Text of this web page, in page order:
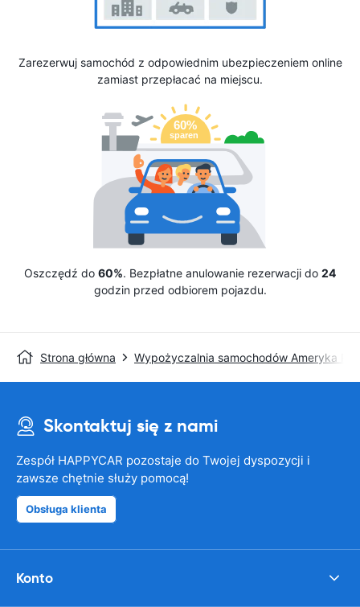
Zarezerwuj samochód z odpowiednim ubezpieczeniem online
zamiast przepłacać na miejscu.
Oszczędź do 60%. Bezpłatne anulowanie rezerwacji do 24
godzin przed odbiorem pojazdu.
Strona główna Wypożyczalnia samochodów Ameryka
Skontaktuj się z nami
Zespół HAPPYCAR pozostaje do Twojej dyspozycji i
zawsze chętnie służy pomocą!
Obsługa klienta
Konto